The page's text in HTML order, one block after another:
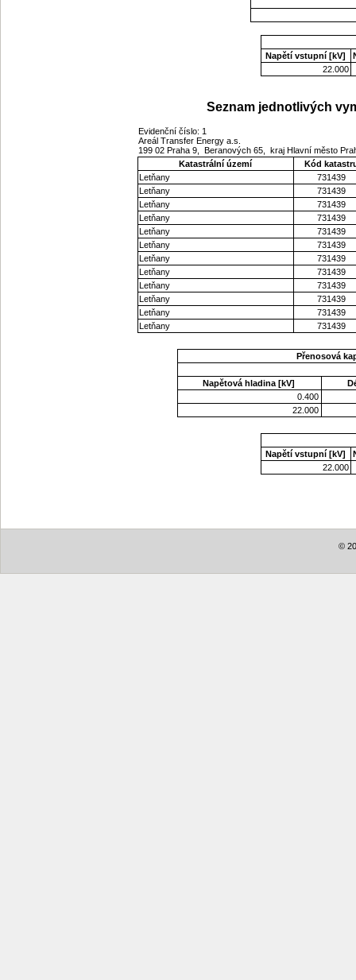
Napětí vstupní [kV]
22.000
Seznam jednotlivých
Evidenční číslo: 1
Areál Transfer Energy a.s.
199 02 Praha 9, Beranových 65, kraj Hlavní město
Katastrální území
Kód
Letňany
731439
Letňany
731439
Letňany
731439
Letňany
731439
Letňany
731439
Letňany
731439
Letňany
731439
Letňany
731439
Letňany
731439
Letňany
731439
Letňany
731439
Letňany
731439
Přenosová
Napětová hladina [kV]
0.400
22.000
Napětí vstupní [kV]
22.000
©